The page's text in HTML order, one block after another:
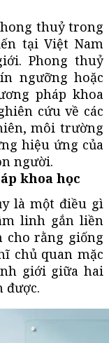
thuỷ trong
tại Việt Nam
Phong thuỷ
ngưỡng hoặc
pháp khoa
cứu về các
môi trường
hiệu ứng của
người.
khoa học
là một điều gì
linh gắn liền
cho rằng giống
chủ quan mặc
giới giữa hai
được.